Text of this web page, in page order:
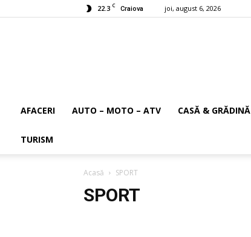
22.3 C Craiova joi, august 6, 2026
AFACERI AUTO – MOTO – ATV CASĂ & GRĂDINĂ
TURISM
Acasă SPORT
SPORT